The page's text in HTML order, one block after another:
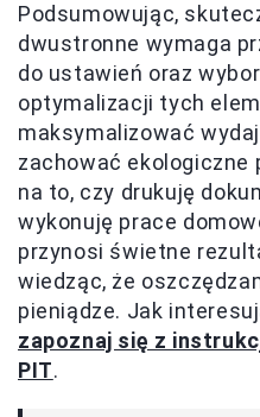
Podsumowując,
dwustronne wymaga
do ustawień oraz
optymalizacji tych
maksymalizować
zachować ekologiczne
na to, czy drukuję
wykonuję prace
przynosi świetne
wiedząc, że
pieniądze. Jak
zapoznaj się z
PIT.